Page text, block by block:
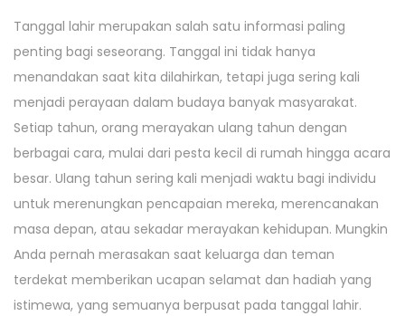
Tanggal lahir merupakan salah satu informasi paling
penting bagi seseorang. Tanggal ini tidak hanya
menandakan saat kita dilahirkan, tetapi juga sering kali
menjadi perayaan dalam budaya banyak masyarakat.
Setiap tahun, orang merayakan ulang tahun dengan
berbagai cara, mulai dari pesta kecil di rumah hingga acara
besar. Ulang tahun sering kali menjadi waktu bagi individu
untuk merenungkan pencapaian mereka, merencanakan
masa depan, atau sekadar merayakan kehidupan. Mungkin
Anda pernah merasakan saat keluarga dan teman
terdekat memberikan ucapan selamat dan hadiah yang
istimewa, yang semuanya berpusat pada tanggal lahir.